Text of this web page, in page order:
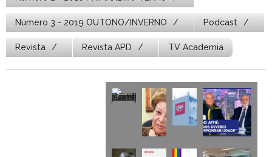
Número 3 - 2019 OUTONO/INVERNO Podcast
Revista Revista APD TV Academia